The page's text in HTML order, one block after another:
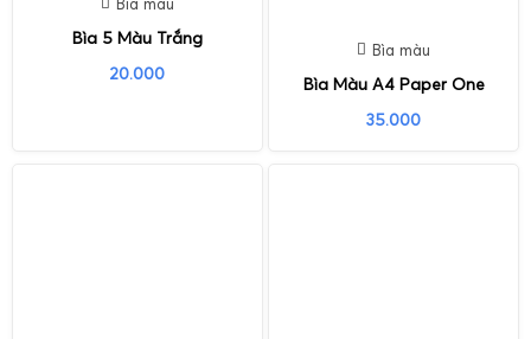
Bìa 5 Màu Trắng
20.000
Bìa màu
Bìa Màu A4 Paper One
35.000